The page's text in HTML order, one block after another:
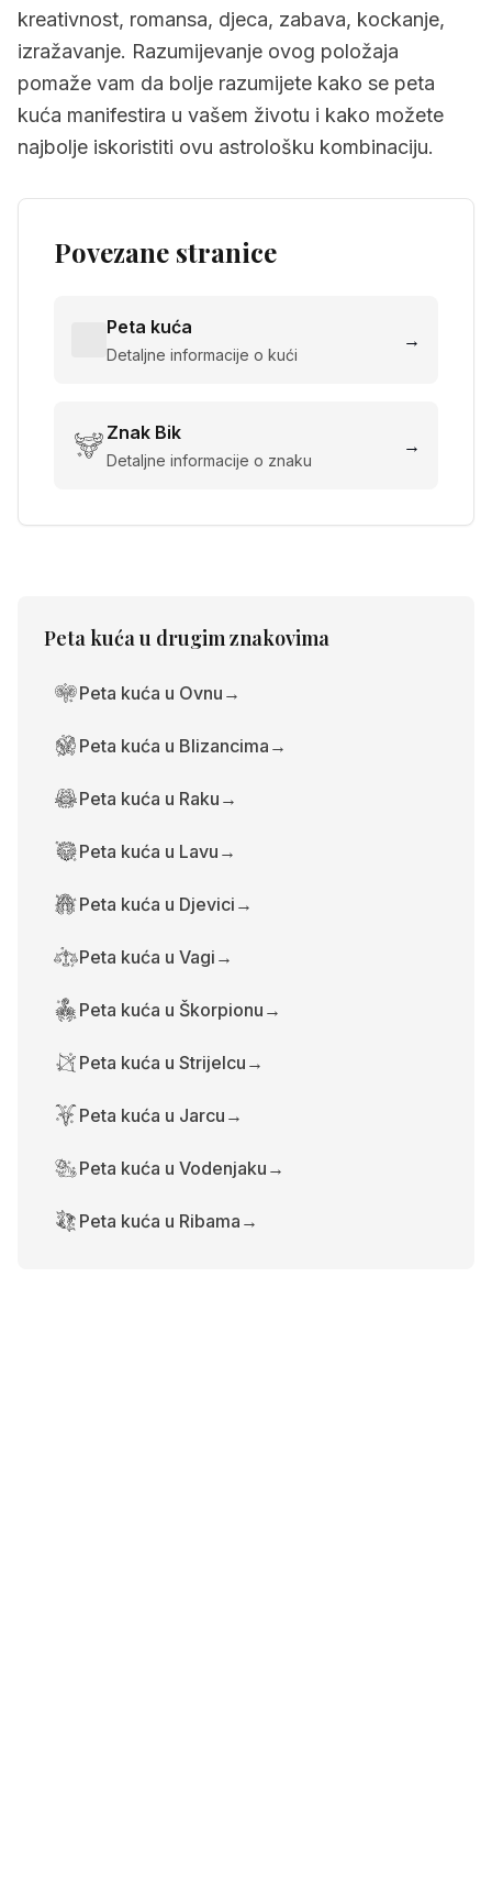
kreativnost, romansa, djeca, zabava, kockanje,
izražavanje. Razumijevanje ovog položaja
pomaže vam da bolje razumijete kako se peta
kuća manifestira u vašem životu i kako možete
najbolje iskoristiti ovu astrološku kombinaciju.
Povezane stranice
Peta kuća
Detaljne informacije o kući
→
Znak Bik
Detaljne informacije o znaku
→
Peta kućau drugim znakovima
Peta kuća u Ovnu →
Peta kuća u Blizancima →
Peta kuća u Raku →
Peta kuća u Lavu →
Peta kuća u Djevici →
Peta kuća u Vagi →
Peta kuća u Škorpionu →
Peta kuća u Strijelcu →
Peta kuća u Jarcu →
Peta kuća u Vodenjaku →
Peta kuća u Ribama →